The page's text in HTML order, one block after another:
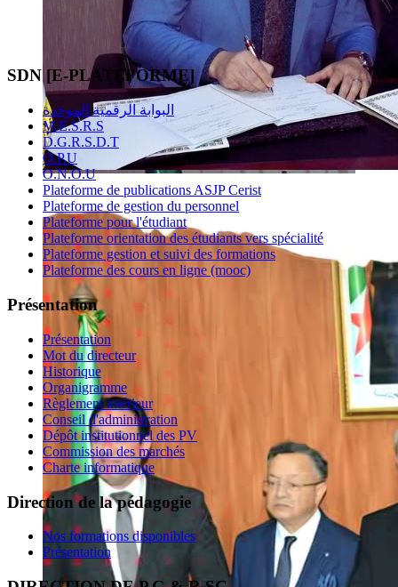
SDN [E-PLATEFORME]
البوابة الرقمية الموحدة
M.E.S.R.S
D.G.R.S.D.T
O.P.U
O.N.O.U
Plateforme de publications ASJP Cerist
Plateforme de gestion du personnel
Plateforme pour l'étudiant
Plateforme orientation des étudiants vers spécialité
Plateforme gestion et suivi des formations
Plateforme des cours en ligne (mooc)
Présentation
Présentation
Mot du directeur
Historique
Organigramme
Règlement intérieur
Conseil d'administration
Dépôt institutionnel des PV
Commission des marchés
Charte informatique
Direction de la pédagogie
Nos formations disponibles
Présentation